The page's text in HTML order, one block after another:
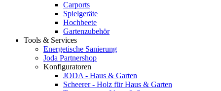
Carports
Spielgeräte
Hochbeete
Gartenzubehör
Tools & Services
Energetische Sanierung
Joda Partnershop
Konfiguratoren
JODA - Haus & Garten
Scheerer - Holz für Haus & Garten